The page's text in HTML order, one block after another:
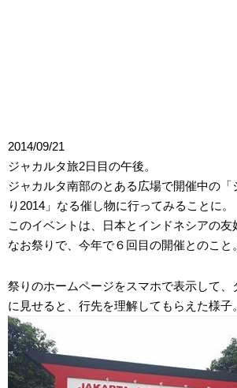
2014/09/21
ジャカルタ旅2日目の午後。
ジャカルタ南部のとある広場で開催中の「
り2014」なる催し物に行ってみることに。
このイベントは、日本とインドネシアの友
なお祭りで、今年で６回目の開催とのこと。
祭りのホームページをスマホで表示して、
に見せると、行先を理解してもらえた様子。